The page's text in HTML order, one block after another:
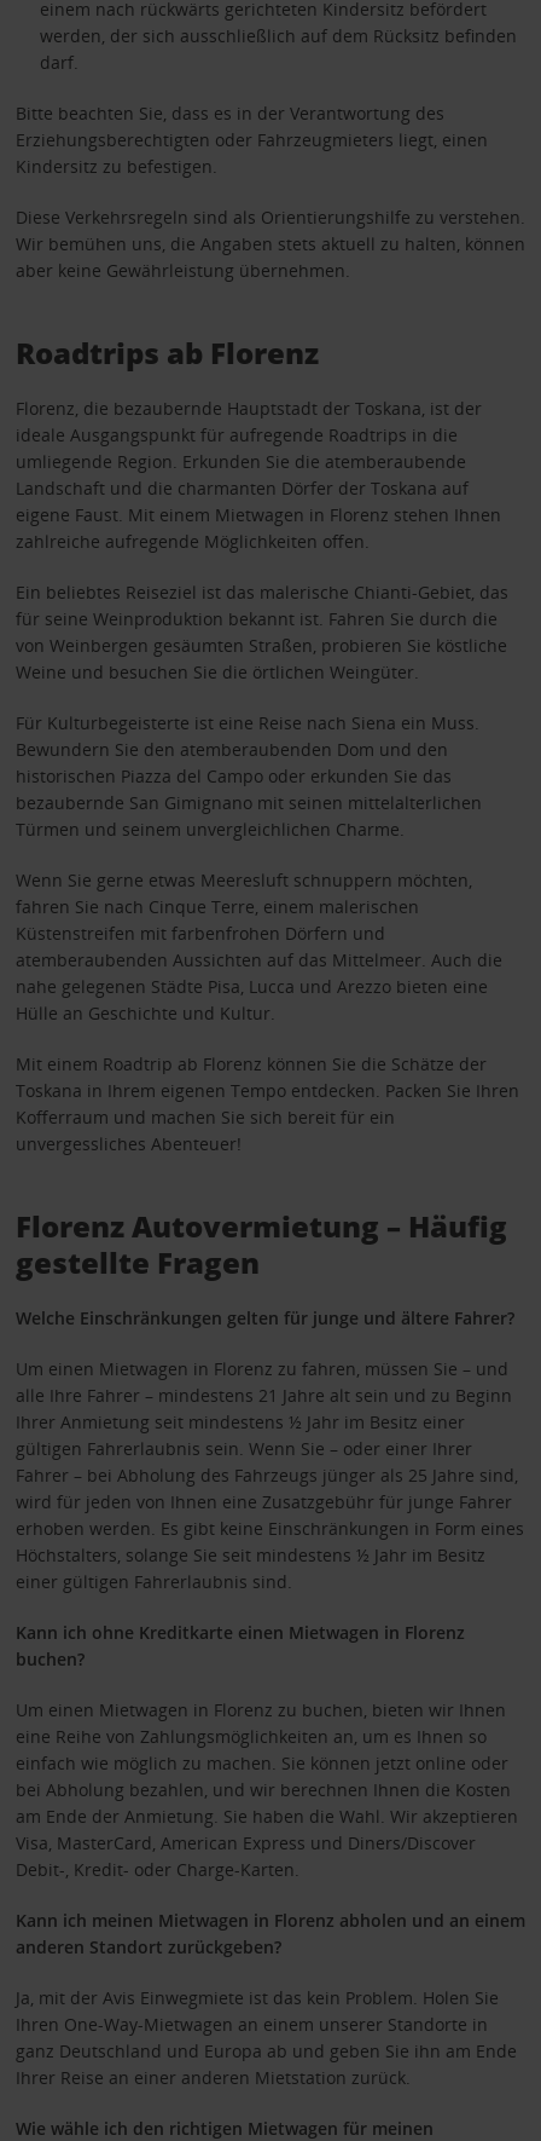
einem nach rückwärts gerichteten Kindersitz befördert
werden, der sich ausschließlich auf dem Rücksitz befinden
darf.
Bitte beachten Sie, dass es in der Verantwortung des
Erziehungsberechtigten oder Fahrzeugmieters liegt, einen
Kindersitz zu befestigen.
Diese Verkehrsregeln sind als Orientierungshilfe zu verstehen.
Wir bemühen uns, die Angaben stets aktuell zu halten, können
aber keine Gewährleistung übernehmen.
Roadtrips ab Florenz
Florenz, die bezaubernde Hauptstadt der Toskana, ist der
ideale Ausgangspunkt für aufregende Roadtrips in die
umliegende Region. Erkunden Sie die atemberaubende
Landschaft und die charmanten Dörfer der Toskana auf
eigene Faust. Mit einem Mietwagen in Florenz stehen Ihnen
zahlreiche aufregende Möglichkeiten offen.
Ein beliebtes Reiseziel ist das malerische Chianti-Gebiet, das
für seine Weinproduktion bekannt ist. Fahren Sie durch die
von Weinbergen gesäumten Straßen, probieren Sie köstliche
Weine und besuchen Sie die örtlichen Weingüter.
Für Kulturbegeisterte ist eine Reise nach Siena ein Muss.
Bewundern Sie den atemberaubenden Dom und den
historischen Piazza del Campo oder erkunden Sie das
bezaubernde San Gimignano mit seinen mittelalterlichen
Türmen und seinem unvergleichlichen Charme.
Wenn Sie gerne etwas Meeresluft schnuppern möchten,
fahren Sie nach Cinque Terre, einem malerischen
Küstenstreifen mit farbenfrohen Dörfern und
atemberaubenden Aussichten auf das Mittelmeer. Auch die
nahe gelegenen Städte Pisa, Lucca und Arezzo bieten eine
Hülle an Geschichte und Kultur.
Mit einem Roadtrip ab Florenz können Sie die Schätze der
Toskana in Ihrem eigenen Tempo entdecken. Packen Sie Ihren
Kofferraum und machen Sie sich bereit für ein
unvergessliches Abenteuer!
Florenz Autovermietung – Häufig
gestellte Fragen
Welche Einschränkungen gelten für junge und ältere Fahrer?
Um einen Mietwagen in Florenz zu fahren, müssen Sie – und
alle Ihre Fahrer – mindestens 21 Jahre alt sein und zu Beginn
Ihrer Anmietung seit mindestens ½ Jahr im Besitz einer
gültigen Fahrerlaubnis sein. Wenn Sie – oder einer Ihrer
Fahrer – bei Abholung des Fahrzeugs jünger als 25 Jahre sind,
wird für jeden von Ihnen eine Zusatzgebühr für junge Fahrer
erhoben werden. Es gibt keine Einschränkungen in Form eines
Höchstalters, solange Sie seit mindestens ½ Jahr im Besitz
einer gültigen Fahrerlaubnis sind.
Kann ich ohne Kreditkarte einen Mietwagen in Florenz
buchen?
Um einen Mietwagen in Florenz zu buchen, bieten wir Ihnen
eine Reihe von Zahlungsmöglichkeiten an, um es Ihnen so
einfach wie möglich zu machen. Sie können jetzt online oder
bei Abholung bezahlen, und wir berechnen Ihnen die Kosten
am Ende der Anmietung. Sie haben die Wahl. Wir akzeptieren
Visa, MasterCard, American Express und Diners/Discover
Debit-, Kredit- oder Charge-Karten.
Kann ich meinen Mietwagen in Florenz abholen und an einem
anderen Standort zurückgeben?
Ja, mit der Avis Einwegmiete ist das kein Problem. Holen Sie
Ihren One-Way-Mietwagen an einem unserer Standorte in
ganz Deutschland und Europa ab und geben Sie ihn am Ende
Ihrer Reise an einer anderen Mietstation zurück.
Wie wähle ich den richtigen Mietwagen für meinen